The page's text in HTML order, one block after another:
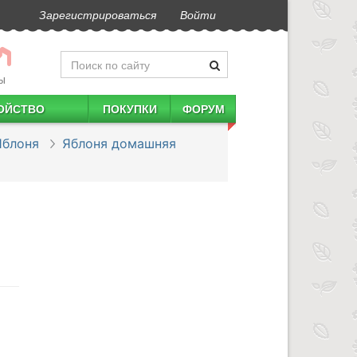
Зарегистрироваться Войти
ПОКУПКИ ФОРУМ
Яблоня домашняя